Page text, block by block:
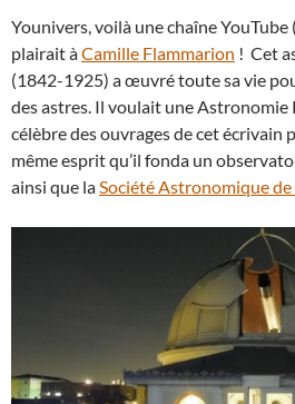
Younivers, voilà une chaîne YouTube (
plairait àCamille Flammarion ! Cet
(1842-1925) a œuvré toute sa vie
des astres. Il voulait une
célèbre des ouvrages de cet écrivain
même esprit qu’il fonda un
ainsi que laSociété Astronomique de